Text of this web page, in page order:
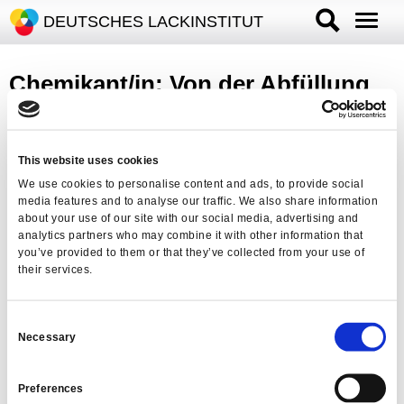
This website uses cookies
We use cookies to personalise content and ads, to provide social
media features and to analyse our traffic. We also share information
about your use of our site with our social media, advertising and
analytics partners who may combine it with other information that
you’ve provided to them or that they’ve collected from your use of
their services.
Selection
Necessary
Preferences
DEUTSCHES LACKINSTITUT
Chemikant/in: Von der Abfüllung
bis zur Zinkvorprobe
Um externe Inhalte anzuzeigen, aktivieren Sie bitte Cookies der
Kategorie "Marketing".
Weitere Informationen finden Sie in unsererDatenschutzerklärung